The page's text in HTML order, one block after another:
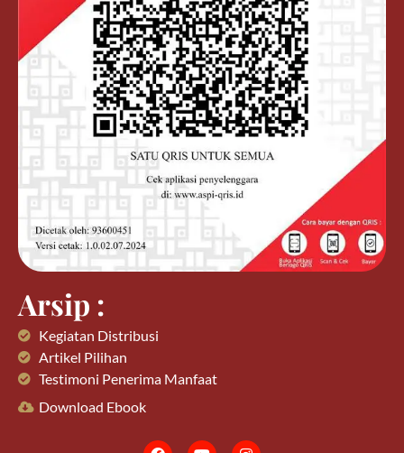
Arsip :
Kegiatan Distribusi
Artikel Pilihan
Testimoni Penerima Manfaat
Download Ebook